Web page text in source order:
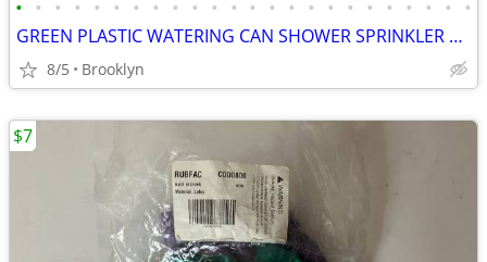
• • • • • • • • • • • • • • • • • • • • • • • •
GREEN PLASTIC WATERING CAN SHOWER SPRINKLER HEAD FEED PLANTS OVAL TANK
8/5 Brooklyn
$7